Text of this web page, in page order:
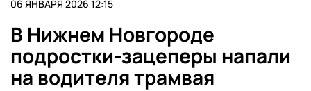
06 ЯНВАРЯ 2026 12:15
В Нижнем Новгороде
подростки-зацеперы напали
на водителя трамвая